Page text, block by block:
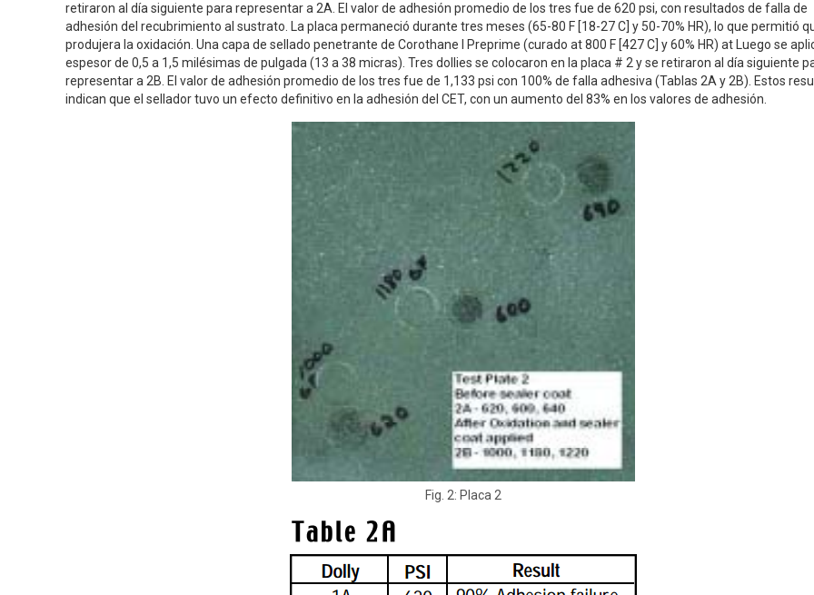
retiraron al día siguiente para representar a 2A. El valor de adhesión promedio de los tres fue de 620 psi, con resultados de falla de
adhesión del recubrimiento al sustrato. La placa permaneció durante tres meses (65-80 F [18-27 C] y 50-70% HR), lo que permitió
produjera la oxidación. Una capa de sellado penetrante de Corothane I Preprime (curado at 800 F [427 C] y 60% HR) at Luego se
espesor de 0,5 a 1,5 milésimas de pulgada (13 a 38 micras). Tres dollies se colocaron en la placa # 2 y se retiraron al día siguiente
representar a 2B. El valor de adhesión promedio de los tres fue de 1,133 psi con 100% de falla adhesiva (Tablas 2A y 2B). Estos
indican que el sellador tuvo un efecto definitivo en la adhesión del CET, con un aumento del 83% en los valores de adhesión.
Fig. 2: Placa 2